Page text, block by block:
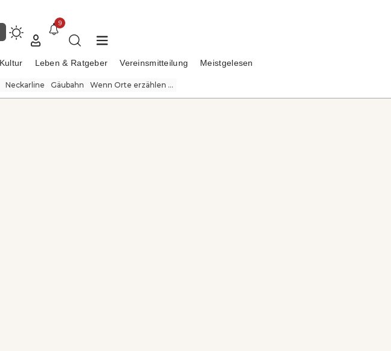
9
Kultur Leben & Ratgeber Vereinsmitteilung Meistgelesen
Neckarline Gäubahn Wenn Orte erzählen ...